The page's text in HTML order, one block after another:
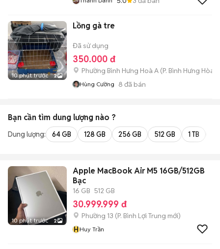
10 phút trước 2
Lồng gà tre
Đã sử dụng
350.000 đ
Phường Bình Hưng Hoà A (P. Bình Hưng Hòa
Hùng Cường 8 đã bán
Bạn cần tìm dung lượng nào ?
Dung lượng: 64 GB 128 GB 256 GB 512 GB 1 TB
10 phút trước 2
Apple MacBook Air M5 16GB/512GB
Bạc
16 GB 512 GB
30.999.999 đ
Phường 13 (P. Bình Lợi Trung mới)
HHuy Trần